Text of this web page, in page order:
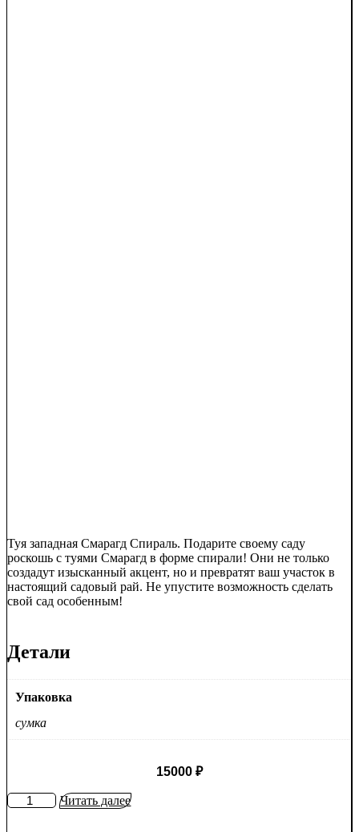
Туя западная Смарагд Спираль. Подарите своему саду
роскошь с туями Смарагд в форме спирали! Они не только
создадут изысканный акцент, но и превратят ваш участок в
настоящий садовый рай. Не упустите возможность сделать
свой сад особенным!
Детали
Упаковка
сумка
15000 ₽
КоличествоЧитать далее